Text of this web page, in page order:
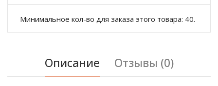
Минимальное кол-во для заказа этого товара: 40.
Описание Отзывы (0)